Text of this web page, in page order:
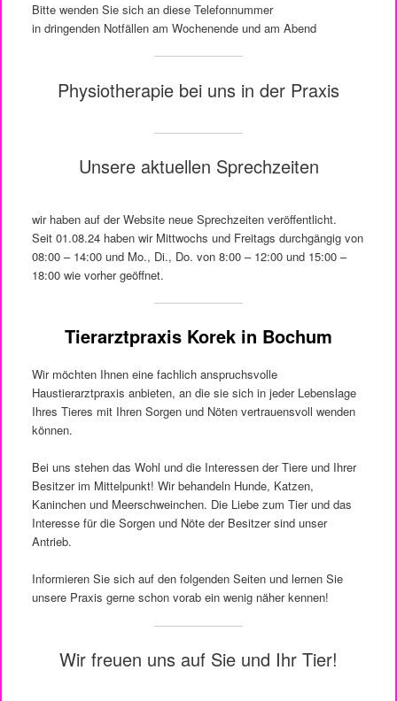
Bitte wenden Sie sich an diese Telefonnummer
in dringenden Notfällen am Wochenende und am Abend
Physiotherapie bei uns in der Praxis
Unsere aktuellen Sprechzeiten
wir haben auf der Website neue Sprechzeiten veröffentlicht.
Seit 01.08.24 haben wir Mittwochs und Freitags durchgängig von
08:00 – 14:00 und Mo., Di., Do. von 8:00 – 12:00 und 15:00 –
18:00 wie vorher geöffnet.
Tierarztpraxis Korek in Bochum
Wir möchten Ihnen eine fachlich anspruchsvolle
Haustierarztpraxis anbieten, an die sie sich in jeder Lebenslage
Ihres Tieres mit Ihren Sorgen und Nöten vertrauensvoll wenden
können.
Bei uns stehen das Wohl und die Interessen der Tiere und Ihrer
Besitzer im Mittelpunkt! Wir behandeln Hunde, Katzen,
Kaninchen und Meerschweinchen. Die Liebe zum Tier und das
Interesse für die Sorgen und Nöte der Besitzer sind unser
Antrieb.
Informieren Sie sich auf den folgenden Seiten und lernen Sie
unsere Praxis gerne schon vorab ein wenig näher kennen!
Wir freuen uns auf Sie und Ihr Tier!